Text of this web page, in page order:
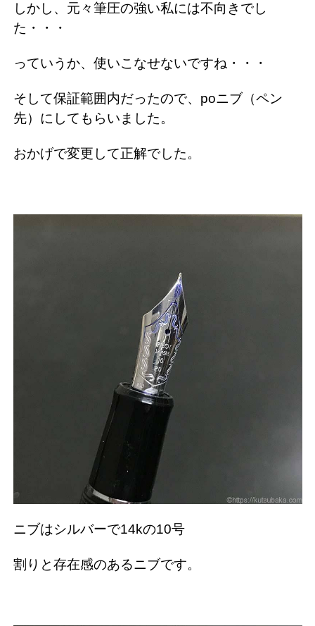
しかし、元々筆圧の強い私には不向きでし
た・・・
っていうか、使いこなせないですね・・・
そして保証範囲内だったので、poニブ（ペン
先）にしてもらいました。
おかげで変更して正解でした。
ニブはシルバーで14kの10号
割りと存在感のあるニブです。